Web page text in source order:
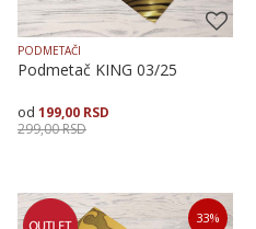
PODMETAČI
Podmetač KING 03/25
199,00 RSD
299,00RSD
Dodaj u korpu
33%